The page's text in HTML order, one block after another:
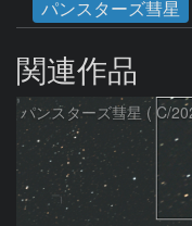
パンスターズ彗星
関連作品